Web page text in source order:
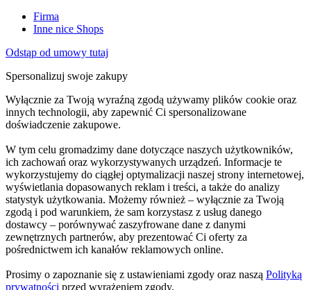
Firma
Inne nice Shops
Odstąp od umowy tutaj
Spersonalizuj swoje zakupy
Wyłącznie za Twoją wyraźną zgodą używamy plików cookie oraz
innych technologii, aby zapewnić Ci spersonalizowane
doświadczenie zakupowe.
W tym celu gromadzimy dane dotyczące naszych użytkowników,
ich zachowań oraz wykorzystywanych urządzeń. Informacje te
wykorzystujemy do ciągłej optymalizacji naszej strony internetowej,
wyświetlania dopasowanych reklam i treści, a także do analizy
statystyk użytkowania. Możemy również – wyłącznie za Twoją
zgodą i pod warunkiem, że sam korzystasz z usług danego
dostawcy – porównywać zaszyfrowane dane z danymi
zewnętrznych partnerów, aby prezentować Ci oferty za
pośrednictwem ich kanałów reklamowych online.
Prosimy o zapoznanie się z ustawieniami zgody oraz naszą Polityką
prywatności przed wyrażeniem zgody.